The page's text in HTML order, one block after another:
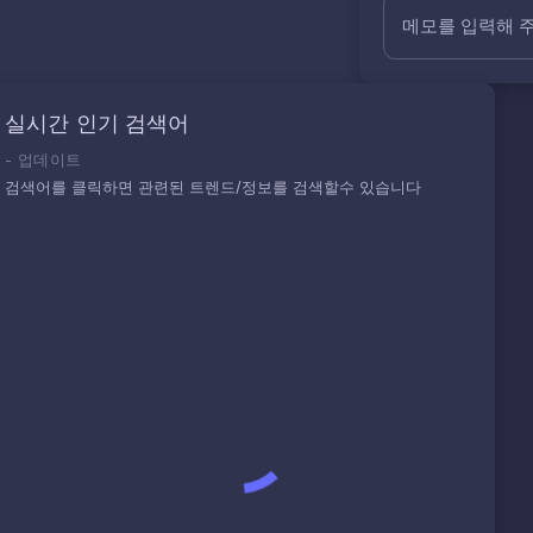
메모를 입력해
실시간 인기 검색어
- 업데이트
검색어를 클릭하면 관련된 트렌드/정보를 검색할수 있습니다